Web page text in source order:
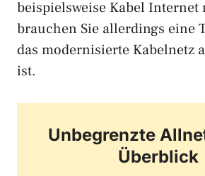
beispielsweise Kabel Internet
brauchen Sie allerdings eine
das modernisierte Kabelnetz
ist.
Unbegrenzte
Überblick